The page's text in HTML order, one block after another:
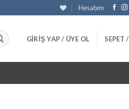
Hesabım
GIRIŞ YAP / ÜYE OL SEPET /